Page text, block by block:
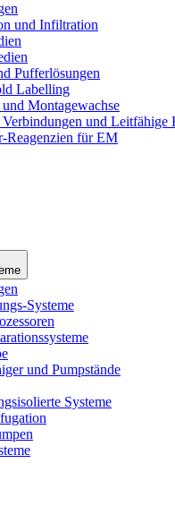
und Infiltration
Pufferlösungen
Labelling
Montagewachse
und Leitfähige
Reagenzien für EM
Systeme
und Pumpstände
Systeme